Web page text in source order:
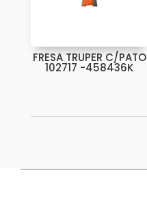
FRESA TRUPER C/PATO
102717 -458436K